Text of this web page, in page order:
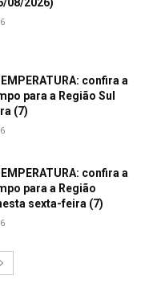
confira a
para a Região Sul
(7)
confira a
para a Região
sexta-feira (7)